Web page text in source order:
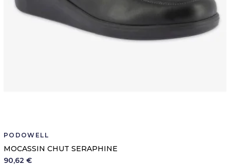
PODOWELL
MOCASSIN CHUT SERAPHINE
90,62 €